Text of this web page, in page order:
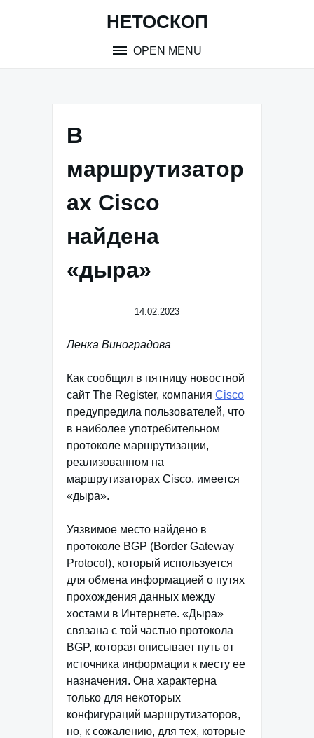
НЕТОСКОП
OPEN MENU
В
маршрутизатор
ах Cisco
найдена
«дыра»
14.02.2023
Ленка Виноградова
Как сообщил в пятницу новостной
сайт The Register, компания Cisco
предупредила пользователей, что
в наиболее употребительном
протоколе маршрутизации,
реализованном на
маршрутизаторах Cisco, имеется
«дыра».
Уязвимое место найдено в
протоколе BGP (Border Gateway
Protocol), который используется
для обмена информацией о путях
прохождения данных между
хостами в Интернете. «Дыра»
связана с той частью протокола
BGP, которая описывает путь от
источника информации к месту ее
назначения. Она характерна
только для некоторых
конфигураций маршрутизаторов,
но, к сожалению, для тех, которые